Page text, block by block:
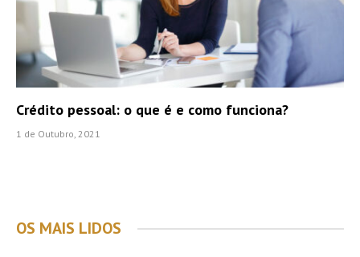
Crédito pessoal: o que é e como funciona?
1 de Outubro, 2021
OS MAIS LIDOS